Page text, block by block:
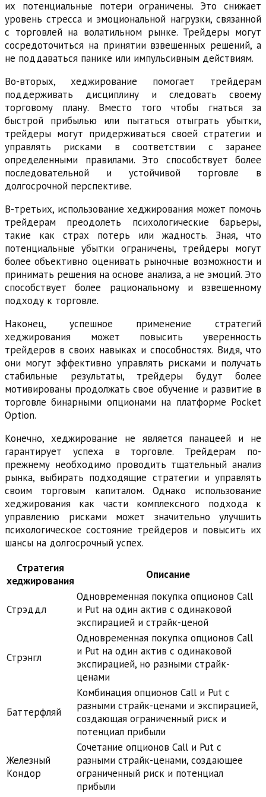
их потенциальные потери ограничены. Это снижает
уровень стресса и эмоциональной нагрузки, связанной
с торговлей на волатильном рынке. Трейдеры могут
сосредоточиться на принятии взвешенных решений, а
не поддаваться панике или импульсивным действиям.
Во-вторых, хеджирование помогает трейдерам
поддерживать дисциплину и следовать своему
торговому плану. Вместо того чтобы гнаться за
быстрой прибылью или пытаться отыграть убытки,
трейдеры могут придерживаться своей стратегии и
управлять рисками в соответствии с заранее
определенными правилами. Это способствует более
последовательной и устойчивой торговле в
долгосрочной перспективе.
В-третьих, использование хеджирования может помочь
трейдерам преодолеть психологические барьеры,
такие как страх потерь или жадность. Зная, что
потенциальные убытки ограничены, трейдеры могут
более объективно оценивать рыночные возможности и
принимать решения на основе анализа, а не эмоций. Это
способствует более рациональному и взвешенному
подходу к торговле.
Наконец, успешное применение стратегий
хеджирования может повысить уверенность
трейдеров в своих навыках и способностях. Видя, что
они могут эффективно управлять рисками и получать
стабильные результаты, трейдеры будут более
мотивированы продолжать свое обучение и развитие в
торговле бинарными опционами на платформе Pocket
Option.
Конечно, хеджирование не является панацеей и не
гарантирует успеха в торговле. Трейдерам по-
прежнему необходимо проводить тщательный анализ
рынка, выбирать подходящие стратегии и управлять
своим торговым капиталом. Однако использование
хеджирования как части комплексного подхода к
управлению рисками может значительно улучшить
психологическое состояние трейдеров и повысить их
шансы на долгосрочный успех.
Стратегия
хеджирования
Описание
Стрэддл
Одновременная покупка опционов Call
и Put на один актив с одинаковой
экспирацией и страйк-ценой
Стрэнгл
Одновременная покупка опционов Call
и Put на один актив с одинаковой
экспирацией, но разными страйк-
ценами
Баттерфляй
Комбинация опционов Call и Put с
разными страйк-ценами и экспирацией,
создающая ограниченный риск и
потенциал прибыли
Железный
Кондор
Сочетание опционов Call и Put с
разными страйк-ценами, создающее
ограниченный риск и потенциал
прибыли